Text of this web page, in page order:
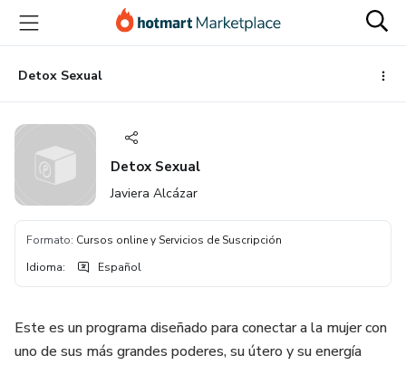
principal
página
de
página
Detox Sexual
Detox Sexual
Javiera Alcázar
Formato: Cursos online y Servicios de Suscripción
Idioma: Español
Este es un programa diseñado para conectar a la mujer con
uno de sus más grandes poderes, su útero y su energía